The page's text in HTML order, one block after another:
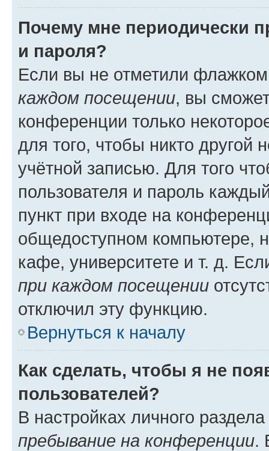
Почему мне периодически
и пароля?
Если вы не отметили
каждом посещении, вы
конференции только
для того, чтобы никто другой
учётной записью. Для того
пользователя и пароль
пункт при входе на
общедоступном компьютере,
кафе, университете и т. д.
при каждом посещении
отключил эту функцию.
Вернуться к началу
Как сделать, чтобы я не
пользователей?
В настройках личного
пребывание на конференции.